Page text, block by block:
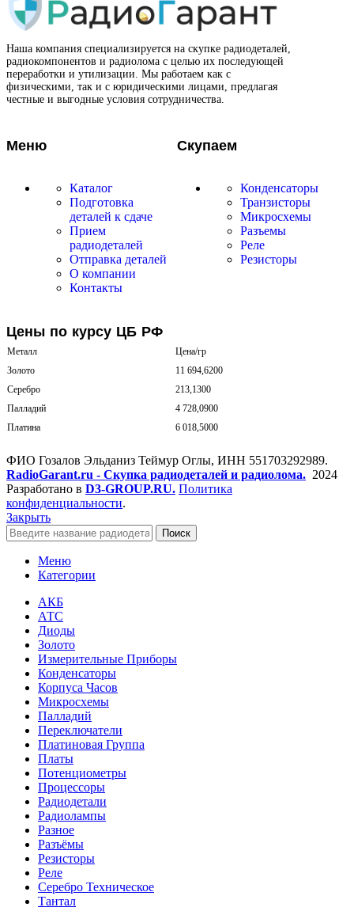
Наша компания специализируется на скупке радиодеталей,
радиокомпонентов и радиолома с целью их последующей
переработки и утилизации. Мы работаем как с
физическими, так и с юридическими лицами, предлагая
честные и выгодные условия сотрудничества.
Меню
Каталог
Подготовка
деталей к сдаче
Прием
радиодеталей
Отправка деталей
О компании
Контакты
Скупаем
Конденсаторы
Транзисторы
Микросхемы
Разъемы
Реле
Резисторы
Цены по курсу ЦБ РФ
Металл
Цена/гр
Золото
11 694,6200
Серебро
213,1300
Палладий
4 728,0900
Платина
6 018,5000
ФИО Гозалов Эльданиз Теймур Оглы, ИНН 551703292989.
RadioGarant.ru - Скупка радиодеталей и радиолома. 2024
Разработано в D3-GROUP.RU. Политика
конфиденциальности.
Закрыть
Поиск
Меню
Категории
АКБ
АТС
Диоды
Золото
Измерительные Приборы
Конденсаторы
Корпуса Часов
Микросхемы
Палладий
Переключатели
Платиновая Группа
Платы
Потенциометры
Процессоры
Радиодетали
Радиолампы
Разное
Разъёмы
Резисторы
Реле
Серебро Техническое
Тантал